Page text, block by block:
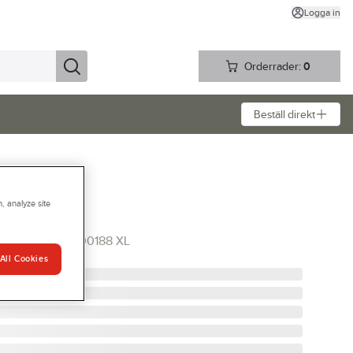
Logga in
Orderrader: 0
Beställ direkt
WEST 1000188 XL
analyze site
Cookies